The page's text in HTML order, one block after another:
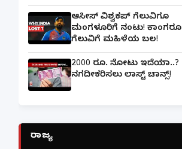
ಆಸೀಸ್ ವಿಶ್ವಕಪ್ ಗೆಲುವಿಗೂ
ಮಂಗಳೂರಿಗೆ ನಂಟು! ಕಾಂಗರೂ
ಗೆಲುವಿಗೆ ಮಹಿಳೆಯ ಬಲ!
2000 ರೂ. ನೋಟು ಇದೆಯಾ..?
ನಗದೀಕರಿಸಲು ಲಾಸ್ಟ್‌ ಚಾನ್ಸ್‌!
ರಾಜ್ಯ